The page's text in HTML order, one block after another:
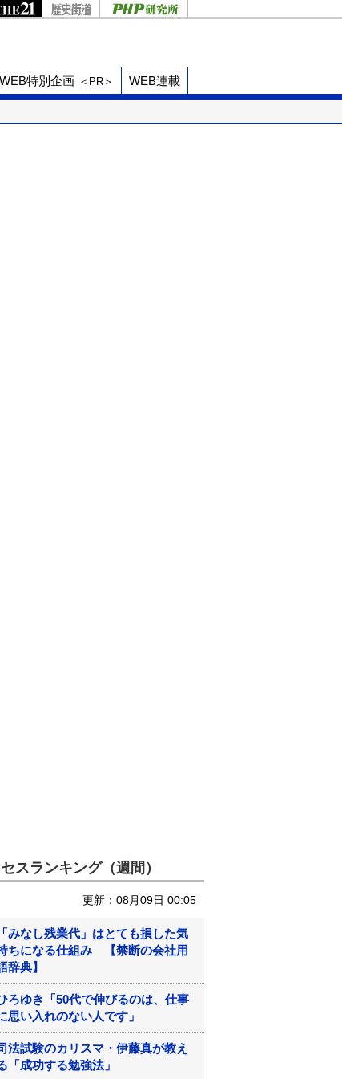
WEB特別企画 ＜PR＞ WEB連載
スランキング（週間）
更新：08月09日 00:05
「みなし残業代」はとても損した気
ちになる仕組み 【禁断の会社用
辞典】
ろゆき「50代で伸びるのは、仕事
思い入れのない人です」
法試験のカリスマ・伊藤真が教え
「成功する勉強法」